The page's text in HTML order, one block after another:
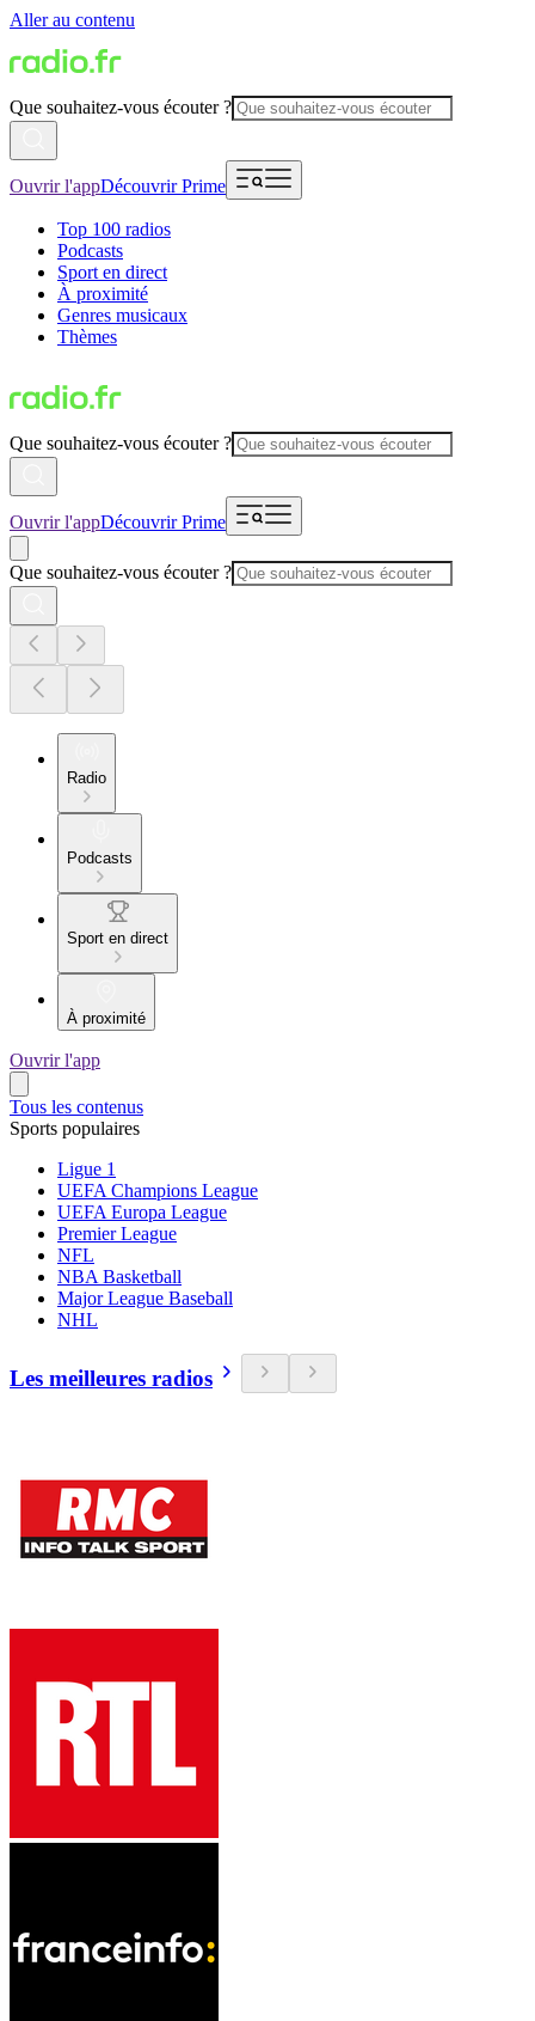
Aller au contenu
Que souhaitez-vous écouter ?
Ouvrir l'appDécouvrir Prime
Top 100 radios
Podcasts
Sport en direct
À proximité
Genres musicaux
Thèmes
Que souhaitez-vous écouter ?
Ouvrir l'appDécouvrir Prime
Que souhaitez-vous écouter ?
Radio
Podcasts
Sport en direct
À proximité
Ouvrir l'app
Tous les contenus
Sports populaires
Ligue 1
UEFA Champions League
UEFA Europa League
Premier League
NFL
NBA Basketball
Major League Baseball
NHL
Les meilleures radios